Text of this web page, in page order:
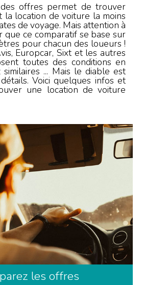
des offres permet de trouver
la location de voiture la moins
de voyage. Mais attention à
que ce comparatif se base sur
pour chacun des loueurs !
Europcar, Sixt et les autres
toutes des conditions en
similaires ... Mais le diable est
Voici quelques infos et
une location de voiture
les offres